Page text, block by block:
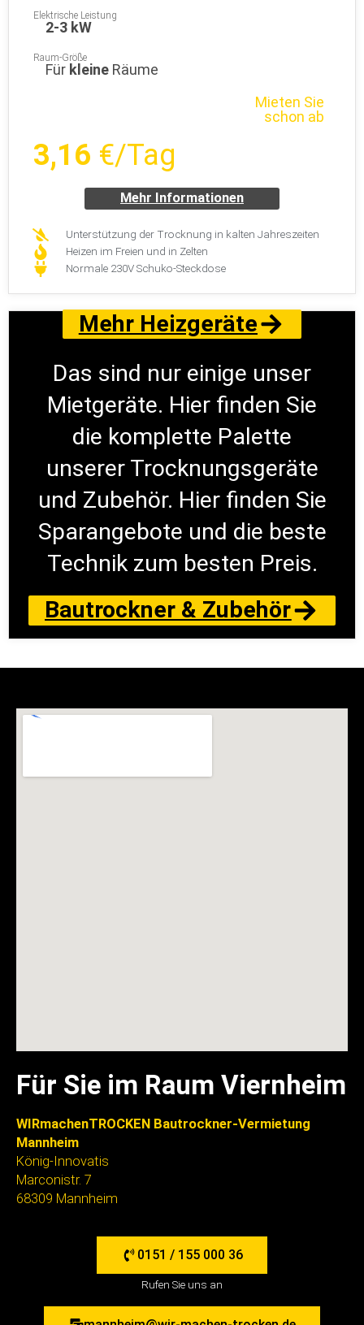
Elektrische Leistung
2-3 kW
Raum-Größe
Für kleine Räume
Mieten Sie
schon ab
3,16 €/Tag
Mehr Informationen
Unterstützung der Trocknung in kalten Jahreszeiten
Heizen im Freien und in Zelten
Normale 230V Schuko-Steckdose
Mehr Heizgeräte
Das sind nur einige unser
Mietgeräte. Hier finden Sie
die komplette Palette
unserer Trocknungsgeräte
und Zubehör. Hier finden Sie
Sparangebote und die beste
Technik zum besten Preis.
Bautrockner & Zubehör
Für Sie im Raum Viernheim
WIRmachenTROCKEN Bautrockner-Vermietung
Mannheim
König-Innovatis
Marconistr. 7
68309 Mannheim
0151 / 155 000 36
Rufen Sie uns an